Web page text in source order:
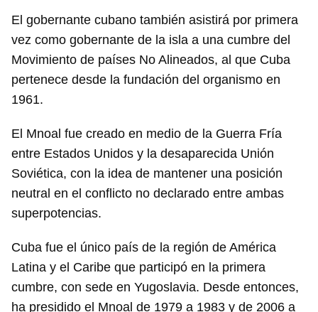
El gobernante cubano también asistirá por primera
vez como gobernante de la isla a una cumbre del
Movimiento de países No Alineados, al que Cuba
pertenece desde la fundación del organismo en
1961.
El Mnoal fue creado en medio de la Guerra Fría
entre Estados Unidos y la desaparecida Unión
Soviética, con la idea de mantener una posición
neutral en el conflicto no declarado entre ambas
superpotencias.
Cuba fue el único país de la región de América
Latina y el Caribe que participó en la primera
cumbre, con sede en Yugoslavia. Desde entonces,
ha presidido el Mnoal de 1979 a 1983 y de 2006 a